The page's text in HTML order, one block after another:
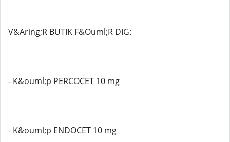
V&Aring;R BUTIK F&Ouml;R DIG:
- K&ouml;p PERCOCET 10 mg
- K&ouml;p ENDOCET 10 mg